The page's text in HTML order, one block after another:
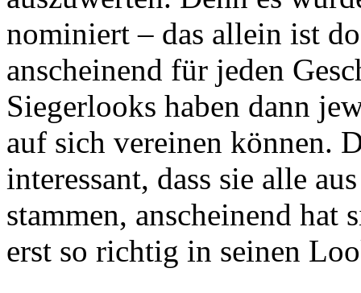
nominiert – das allein ist
anscheinend für jeden
Siegerlooks haben dann
auf sich vereinen können.
interessant, dass sie alle
stammen, anscheinend hat
erst so richtig in seinen